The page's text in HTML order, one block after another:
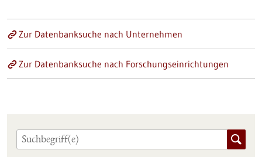
Zur Datenbanksuche nach Unternehmen
Zur Datenbanksuche nach Forschungseinrichtungen